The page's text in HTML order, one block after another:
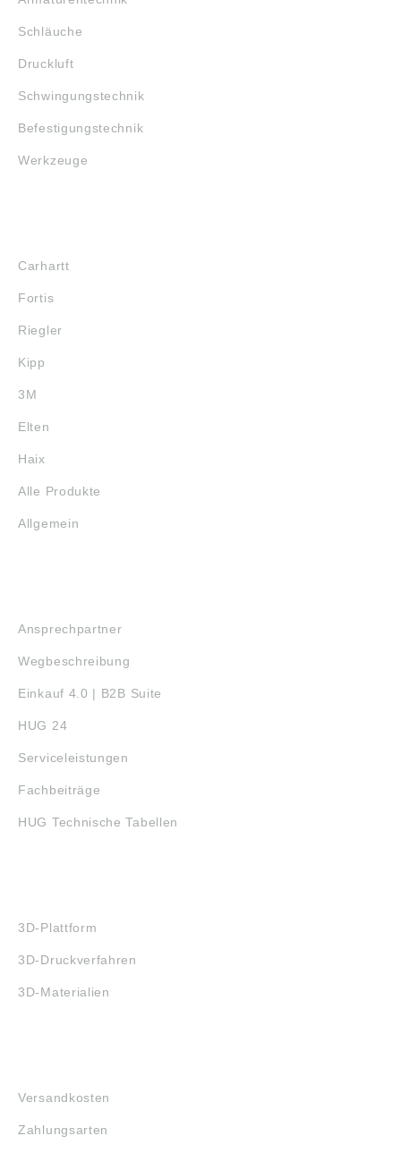
Schläuche
Druckluft
Schwingungstechnik
Befestigungstechnik
Werkzeuge
Carhartt
Fortis
Riegler
Kipp
3M
Elten
Haix
Alle Produkte
Allgemein
Ansprechpartner
Wegbeschreibung
Einkauf 4.0 | B2B Suite
HUG 24
Serviceleistungen
Fachbeiträge
HUG Technische Tabellen
3D-Plattform
3D-Druckverfahren
3D-Materialien
Versandkosten
Zahlungsarten